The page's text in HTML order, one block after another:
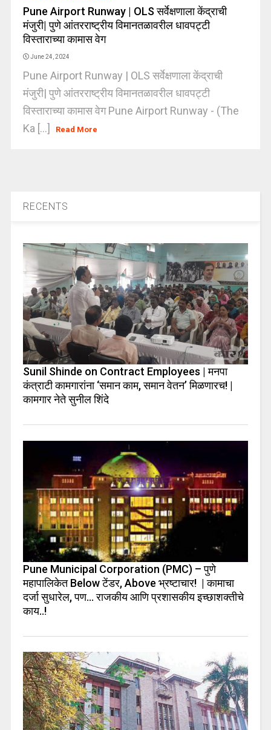
Pune Airport Runway | OLS सर्वेक्षणाला केंद्राची
मंजुरी| पुणे आंतरराष्ट्रीय विमानतळावरील धावपट्टी
विस्ताराच्या कामास वेग
June 24, 2024
Pune Airport Runway | OLS सर्वेक्षणाला केंद्राची
मंजुरी| पुणे आंतरराष्ट्रीय विमानतळावरील धावपट्टी
विस्ताराच्या कामास वेग Pune Airport Runway - (The
Ka [...]
Read More
RECENTS
Sunil Shinde on Contract Employees | मनपा
कंत्राटी कामगारांना ‘समान काम, समान वेतन’ मिळणारच! |
कामगार नेते सुनील शिंदे
Pune Municipal Corporation (PMC) – पुणे
महापालिकेत Below टेंडर, Above भ्रष्टाचार! | कामाचा
दर्जा सुधारेल, पण… राजकीय आणि प्रशासकीय इच्छाशक्तीचे
काय..!